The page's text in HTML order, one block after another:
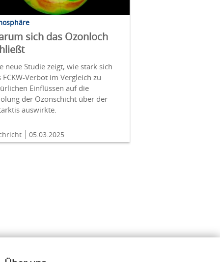
sich das Ozonloch
neue Studie zeigt, wie stark sich
FCKW-Verbot im Vergleich zu
Einflüssen auf die
der Ozonschicht über der
auswirkte.
05.03.2025